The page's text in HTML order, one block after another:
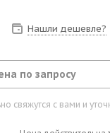
Нашли дешевле?
по запросу
свяжутся с вами и